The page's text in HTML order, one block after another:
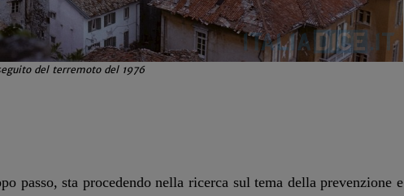
del terremoto del 1976
passo, sta procedendo nella ricerca sul tema della prevenzione e